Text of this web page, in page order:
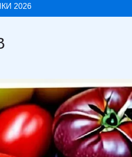
2026